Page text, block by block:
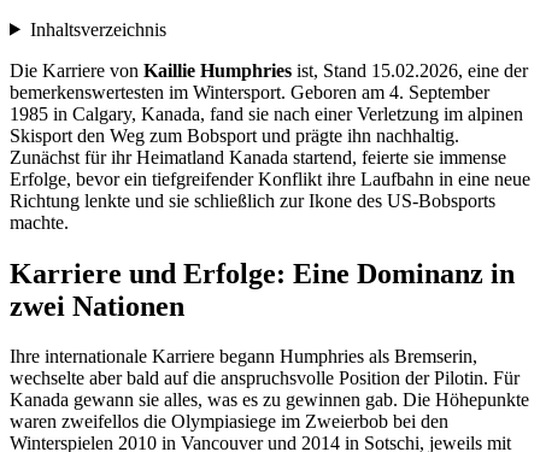
Inhaltsverzeichnis
Die Karriere von Kaillie Humphries ist, Stand 15.02.2026, eine der
bemerkenswertesten im Wintersport. Geboren am 4. September
1985 in Calgary, Kanada, fand sie nach einer Verletzung im alpinen
Skisport den Weg zum Bobsport und prägte ihn nachhaltig.
Zunächst für ihr Heimatland Kanada startend, feierte sie immense
Erfolge, bevor ein tiefgreifender Konflikt ihre Laufbahn in eine neue
Richtung lenkte und sie schließlich zur Ikone des US-Bobsports
machte.
Karriere und Erfolge: Eine Dominanz in
zwei Nationen
Ihre internationale Karriere begann Humphries als Bremserin,
wechselte aber bald auf die anspruchsvolle Position der Pilotin. Für
Kanada gewann sie alles, was es zu gewinnen gab. Die Höhepunkte
waren zweifellos die Olympiasiege im Zweierbob bei den
Winterspielen 2010 in Vancouver und 2014 in Sotschi, jeweils mit